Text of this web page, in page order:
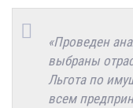
«Проведен
выбраны
Льгота по
всем